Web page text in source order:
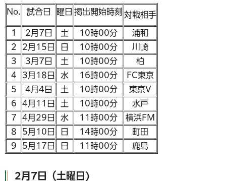
No. 試合日 曜日 掲出開始時刻 対戦相手
1 2月7日 土 10時00分
浦和
2
2月15日 日 10時00分
川崎
3
3月7日 土 10時00分
柏
4
3月18日 水 16時00分
FC東京
5
4月4日 土 10時00分
東京V
6
4月11日 土 10時00分
水戸
7
4月29日 水 11時00分
横浜FM
8
5月10日 日 14時00分
町田
9
5月17日 日 11時00分 鹿島
2月7日（土曜日)